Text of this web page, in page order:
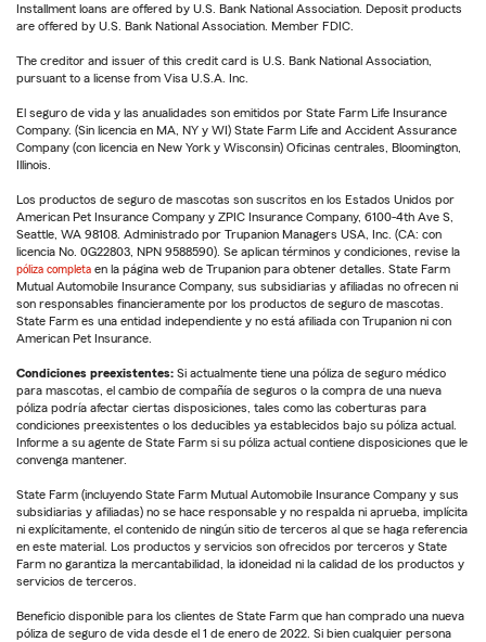
Installment loans are offered by U.S. Bank National Association. Deposit products
are offered by U.S. Bank National Association. Member FDIC.
The creditor and issuer of this credit card is U.S. Bank National Association,
pursuant to a license from Visa U.S.A. Inc.
El seguro de vida y las anualidades son emitidos por State Farm Life Insurance
Company. (Sin licencia en MA, NY y WI) State Farm Life and Accident Assurance
Company (con licencia en New York y Wisconsin) Oficinas centrales, Bloomington,
Illinois.
Los productos de seguro de mascotas son suscritos en los Estados Unidos por
American Pet Insurance Company y ZPIC Insurance Company, 6100-4th Ave S,
Seattle, WA 98108. Administrado por Trupanion Managers USA, Inc. (CA: con
licencia No. 0G22803, NPN 9588590). Se aplican términos y condiciones, revise la
póliza completa en la página web de Trupanion para obtener detalles. State Farm
Mutual Automobile Insurance Company, sus subsidiarias y afiliadas no ofrecen ni
son responsables financieramente por los productos de seguro de mascotas.
State Farm es una entidad independiente y no está afiliada con Trupanion ni con
American Pet Insurance.
Condiciones preexistentes: Si actualmente tiene una póliza de seguro médico
para mascotas, el cambio de compañía de seguros o la compra de una nueva
póliza podría afectar ciertas disposiciones, tales como las coberturas para
condiciones preexistentes o los deducibles ya establecidos bajo su póliza actual.
Informe a su agente de State Farm si su póliza actual contiene disposiciones que le
convenga mantener.
State Farm (incluyendo State Farm Mutual Automobile Insurance Company y sus
subsidiarias y afiliadas) no se hace responsable y no respalda ni aprueba, implícita
ni explícitamente, el contenido de ningún sitio de terceros al que se haga referencia
en este material. Los productos y servicios son ofrecidos por terceros y State
Farm no garantiza la mercantabilidad, la idoneidad ni la calidad de los productos y
servicios de terceros.
Beneficio disponible para los clientes de State Farm que han comprado una nueva
póliza de seguro de vida desde el 1 de enero de 2022. Si bien cualquier persona